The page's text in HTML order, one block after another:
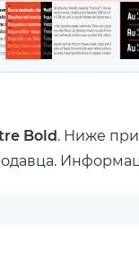
Bold. Ниже